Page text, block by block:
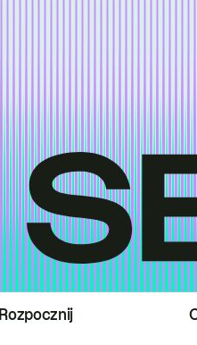
Rozpocznij